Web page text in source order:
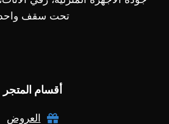
تحت سقف
أقسام المتجر
العروض